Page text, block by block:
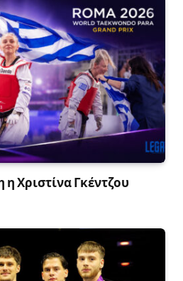
Χριστίνα Γκέντζου